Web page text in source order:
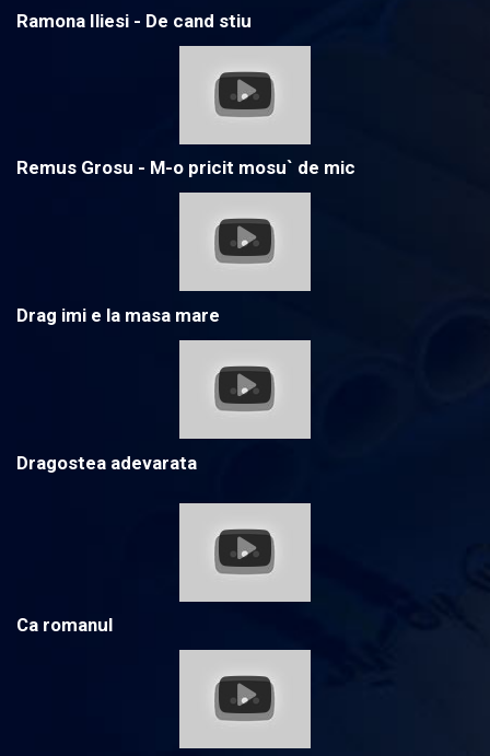
Ramona Iliesi - De cand stiu
Remus Grosu - M-o pricit mosu` de mic
Drag imi e la masa mare
Dragostea adevarata
Ca romanul